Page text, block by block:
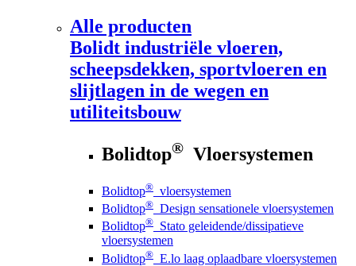
Alle producten
Bolidt industriële vloeren,
scheepsdekken, sportvloeren en
slijtlagen in de wegen en
utiliteitsbouw
Bolidtop® Vloersystemen
Bolidtop® vloersystemen
Bolidtop® Design sensationele vloersystemen
Bolidtop® Stato geleidende/dissipatieve
vloersystemen
Bolidtop® E.lo laag oplaadbare vloersystemen